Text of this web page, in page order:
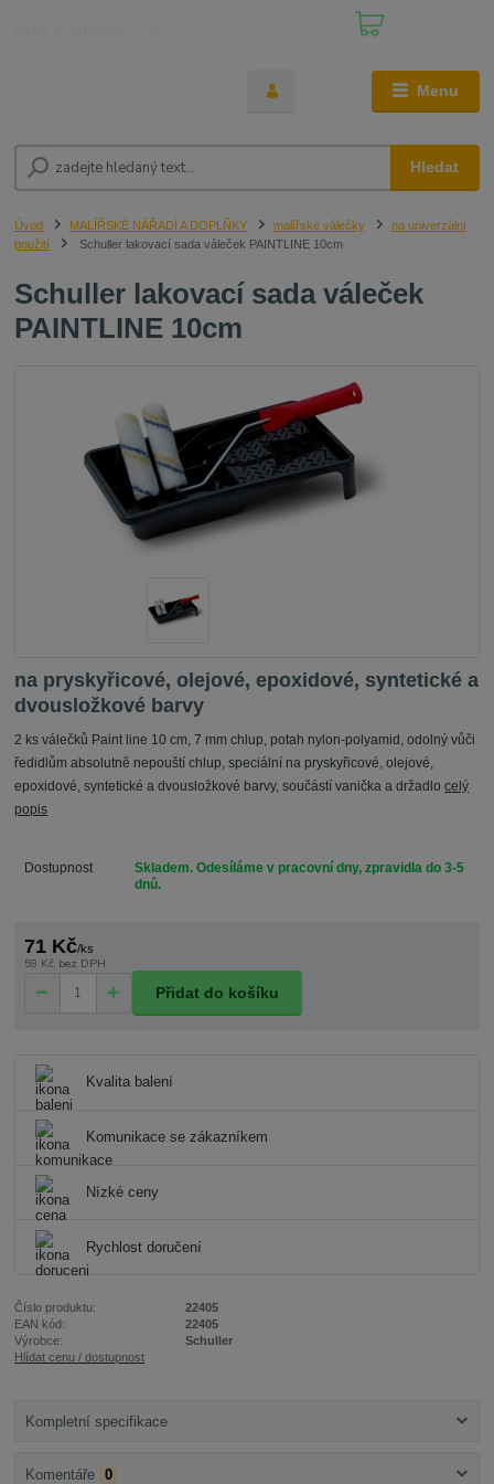
Menu
Hledat
Úvod MALÍŘSKÉ NÁŘADÍ A DOPLŇKY malířské válečky
na univerzální
použití
Schuller lakovací sada váleček PAINTLINE 10cm
Schuller lakovací sada váleček
PAINTLINE 10cm
na pryskyřicové, olejové, epoxidové, syntetické a
dvousložkové barvy
2 ks válečků Paint line 10 cm, 7 mm chlup, potah nylon-polyamid, odolný vůči
ředidlům absolutně nepouští chlup, speciální na pryskyřicové, olejové,
epoxidové, syntetické a dvousložkové barvy, součástí vanička a držadlocelý
popis
Dostupnost
Skladem. Odesíláme v pracovní dny, zpravidla do 3-5
dnů.
71 Kč/ks
59 Kč bez DPH
Přidat do košíku
Kvalita balení
Komunikace se zákazníkem
Nízké ceny
Rychlost doručení
Číslo produktu:
22405
EAN kód:
22405
Výrobce:
Schuller
Hlídat cenu / dostupnost
Kompletní specifikace
Komentáře 0